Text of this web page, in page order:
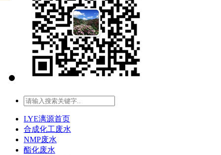
LYE漓源首页
合成化工废水
NMP废水
酯化废水